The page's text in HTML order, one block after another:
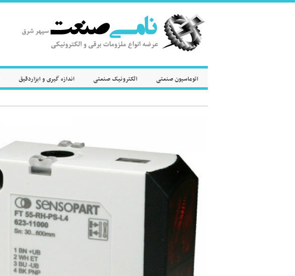
اتوماسیون صنعتی الکترونیک صنعتی اندازه گیری و ابزاردقیق